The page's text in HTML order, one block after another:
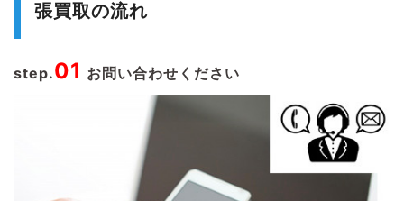
張買取の流れ
step.01 お問い合わせください